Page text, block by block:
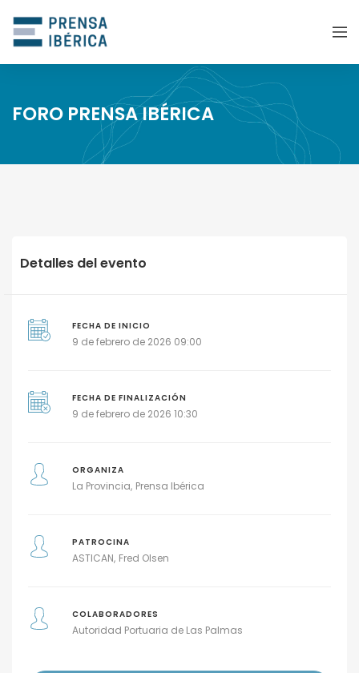
FORO PRENSA IBÉRICA
Detalles del evento
FECHA DE INICIO
9 de febrero de 2026 09:00
FECHA DE FINALIZACIÓN
9 de febrero de 2026 10:30
ORGANIZA
La Provincia Prensa Ibérica
PATROCINA
ASTICAN Fred Olsen
COLABORADORES
Autoridad Portuaria de Las Palmas